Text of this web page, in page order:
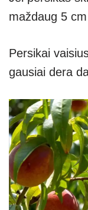
maždaug 5
Persikai
gausiai dera